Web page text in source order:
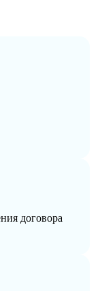
договора